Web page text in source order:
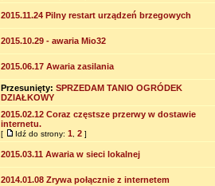
2015.11.24 Pilny restart urządzeń brzegowych
2015.10.29 - awaria Mio32
2015.06.17 Awaria zasilania
Przesunięty: SPRZEDAM TANIO OGRÓDEK
DZIAŁKOWY
2015.02.12 Coraz częstsze przerwy w dostawie
internetu.
[ Idź do strony: 1, 2]
2015.03.11 Awaria w sieci lokalnej
2014.01.08 Zrywa połącznie z internetem